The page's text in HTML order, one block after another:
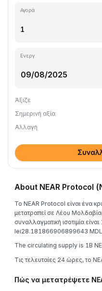
Αγορά
Ενεργ.
Άξιζε
Σημερινή αξία
Αλλαγή
About NEAR Protocol
Το NEAR Protocol είναι ένα
μετατραπεί σε Λέου
συναλλαγματική ισοτιμία είναι
lei28.181866906899643
The circulating supply is 1B
Τις τελευταίες 24 ώρες, το
Πώς να μετατρέψετε